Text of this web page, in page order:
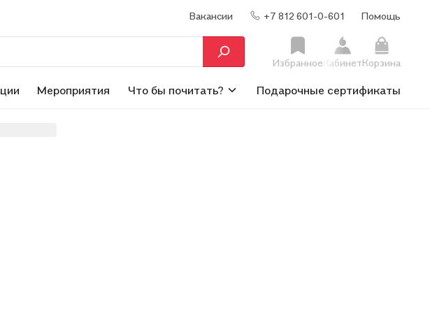
Вакансии +7 812 601-0-601 Помощь
Избранное КабинетКорзина
Мероприятия Что бы почитать? Подарочные сертификаты